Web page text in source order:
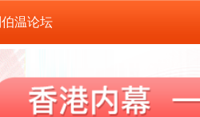
温论坛